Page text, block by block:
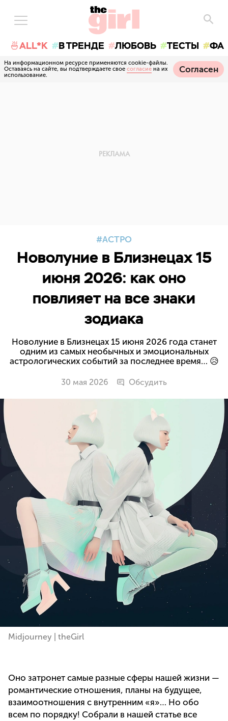
🍜ALL*K В ТРЕНДЕ ЛЮБОВЬ ТЕСТЫ
На информационном ресурсе применяются cookie-файлы.
Оставаясь на сайте, вы подтверждаете свое согласие на их
использование.
Согласен
АСТРО
Новолуние в Близнецах 15
июня 2026: как оно
повлияет на все знаки
зодиака
Новолуние в Близнецах 15 июня 2026 года станет
одним из самых необычных и эмоциональных
астрологических событий за последнее время… 😥
30 мая 2026 Обсудить
Midjourney | theGirl
Оно затронет самые разные сферы нашей жизни —
романтические отношения, планы на будущее,
взаимоотношения с внутренним «я»… Но обо
всем по порядку! Собрали в нашей статье все